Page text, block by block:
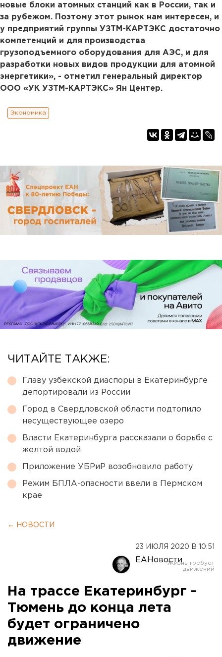
новые блоки атомных станций как в России, так и
за рубежом. Поэтому этот рынок нам интересен, и
у предприятий группы УЗТМ-КАРТЭКС достаточно
компетенций и для производства
грузоподъемного оборудования для АЭС, и для
разработки новых видов продукции для атомной
энергетики», - отметил генеральный директор
ООО «УК УЗТМ-КАРТЭКС» Ян Центер.
Экономика
ЧИТАЙТЕ ТАКЖЕ:
Главу узбекской диаспоры в Екатеринбурге
депортировали из России
Город в Свердловской области подтопило
несуществующее озеро
Власти Екатеринбурга рассказали о борьбе с
желтой водой
Приложение УБРиР возобновило работу
Режим БПЛА-опасности ввели в Пермском
крае
← НОВОСТИ
23 ИЮЛЯ 2020 В 10:51
ЕАНовости
На трассе Екатеринбург -
Тюмень до конца лета
будет ограничено
движение